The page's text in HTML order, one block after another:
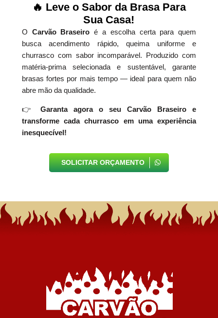
🔥 Leve o Sabor da Brasa Para
Sua Casa!
O Carvão Braseiro é a escolha certa para quem
busca acendimento rápido, queima uniforme e
churrasco com sabor incomparável. Produzido com
matéria-prima selecionada e sustentável, garante
brasas fortes por mais tempo — ideal para quem não
abre mão da qualidade.
👉
Garanta agora o seu Carvão Braseiro e
transforme cada churrasco em uma experiência
inesquecível!
SOLICITAR ORÇAMENTO